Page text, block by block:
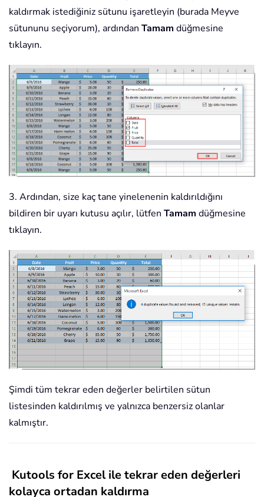
kaldırmak istediğiniz sütunu işaretleyin (burada Meyve
sütununu seçiyorum), ardından Tamam düğmesine
tıklayın.
3. Ardından, size kaç tane yinelenenin kaldırıldığını
bildiren bir uyarı kutusu açılır, lütfen Tamam düğmesine
tıklayın.
Şimdi tüm tekrar eden değerler belirtilen sütun
listesinden kaldırılmış ve yalnızca benzersiz olanlar
kalmıştır.
Kutools for Excel ile tekrar eden değerleri
kolayca ortadan kaldırma